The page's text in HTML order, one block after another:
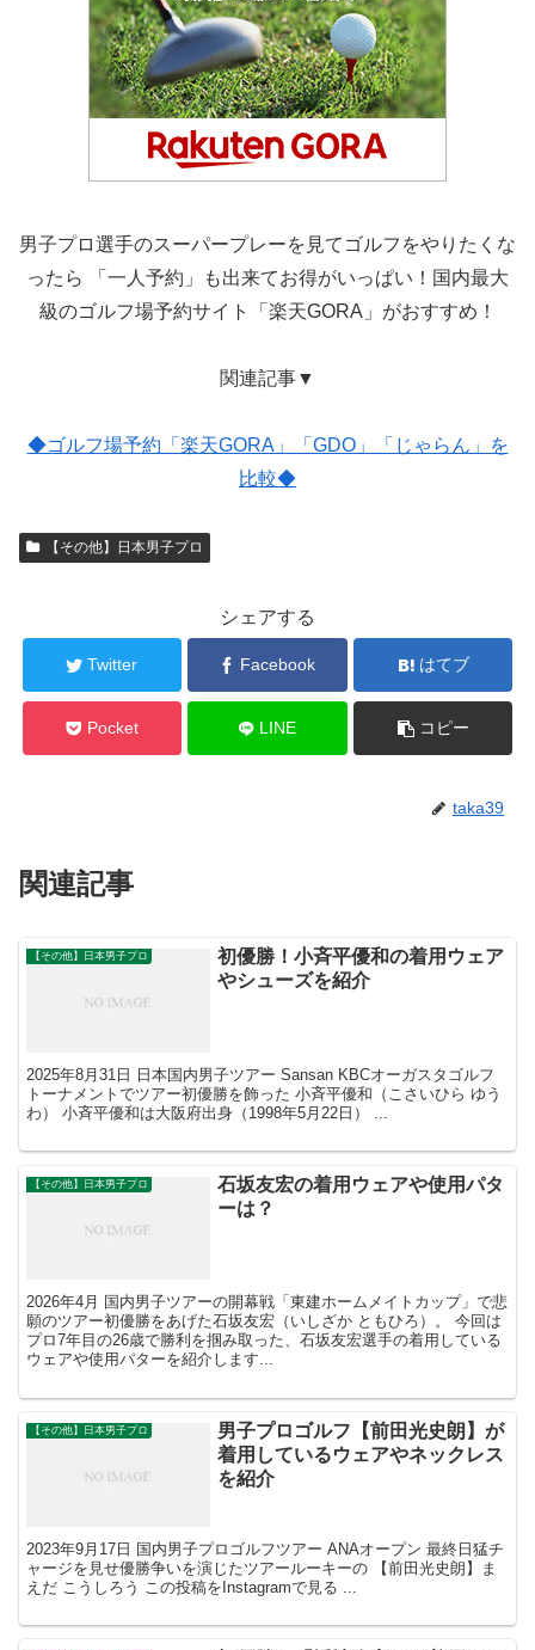
男子プロ選手のスーパープレーを見てゴルフをやりたくな
ったら 「一人予約」も出来てお得がいっぱい！国内最大
級のゴルフ場予約サイト「楽天GORA」がおすすめ！
関連記事▼
◆ゴルフ場予約「楽天GORA」「GDO」「じゃらん」を
比較◆
【その他】日本男子プロ
シェアする
Twitter Facebook はてブ
Pocket LINE コピー
taka39
関連記事
【その他】日本男子プロ
初優勝！小斉平優和の着用ウェア
やシューズを紹介
2025年8月31日 日本国内男子ツアー Sansan KBCオーガスタゴルフ
トーナメントでツアー初優勝を飾った 小斉平優和（こさいひら ゆう
わ） 小斉平優和は大阪府出身（1998年5月22日） ...
【その他】日本男子プロ
石坂友宏の着用ウェアや使用パタ
ーは？
2026年4月 国内男子ツアーの開幕戦「東建ホームメイトカップ」で悲
願のツアー初優勝をあげた石坂友宏（いしざか ともひろ）。 今回は
プロ7年目の26歳で勝利を掴み取った、石坂友宏選手の着用している
ウェアや使用パターを紹介します...
【その他】日本男子プロ
男子プロゴルフ【前田光史朗】が
着用しているウェアやネックレス
を紹介
2023年9月17日 国内男子プロゴルフツアー ANAオープン 最終日猛チ
ャージを見せ優勝争いを演じたツアールーキーの 【前田光史朗】ま
えだ こうしろう この投稿をInstagramで見る ...